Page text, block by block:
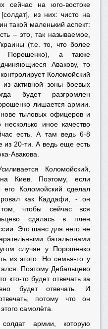
сейчас на юго-востоке
из них: чисто на
такой маленький аспект:
– это, так называемое,
(т.е. то, что более
Порошенко), а также
Авакову, то
Коломойский
активной зоны боевых
будет разгромлен
лишается армии.
тыловых офицеров и
иное качество
есть. А там ведь 6-8
из 20-ти. А ведь еще есть
Авакова.
Коломойский,
Киев. Поэтому, если
Коломойский сделал
как Каддафи, - он
чтобы сейчас вся
сдалась в плен
Это шанс для него не
батальонами
случае у Порошенко
из этого. Но семья-то у
Поэтому Дебальцево
кто-то будет отвечать за
будет отвечать. И
потому что он
самолёта.
армии, которую